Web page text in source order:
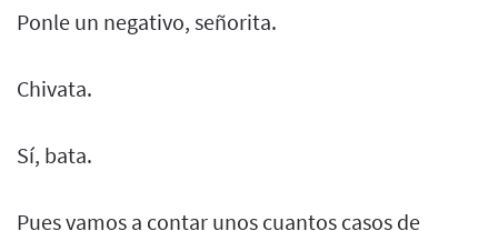
Ponle un negativo, señorita.
Chivata.
Sí, bata.
Pues vamos a contar unos cuantos casos de